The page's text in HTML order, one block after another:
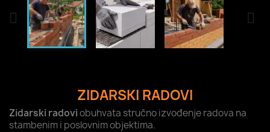
 
ZIDARSKI RADOVI
Zidarski radoviobuhvata stručno izvođenje radova na
stambenim i poslovnim objektima.